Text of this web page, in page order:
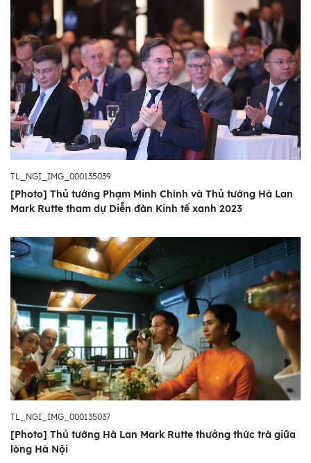
TL_NGI_IMG_000135039
[Photo] Thủ tướng Phạm Minh Chính và Thủ tướng Hà Lan
Mark Rutte tham dự Diễn đàn Kinh tế xanh 2023
TL_NGI_IMG_000135037
[Photo] Thủ tướng Hà Lan Mark Rutte thưởng thức trà giữa
lòng Hà Nội